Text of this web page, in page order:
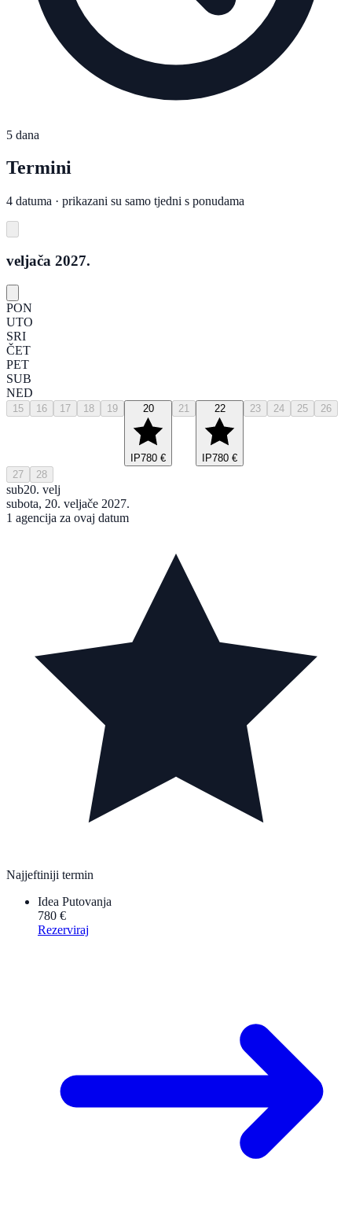
5 dana
Termini
4 datuma · prikazani su samo tjedni s ponudama
veljača 2027.
PON
UTO
SRI
ČET
PET
SUB
NED
15 16 17 18 19 20
IP780 €
21 22
IP780 €
23 24 25 26
27 28
sub20. velj
subota, 20. veljače 2027.
1 agencija za ovaj datum
Najjeftiniji termin
Idea Putovanja
780 €
Rezerviraj